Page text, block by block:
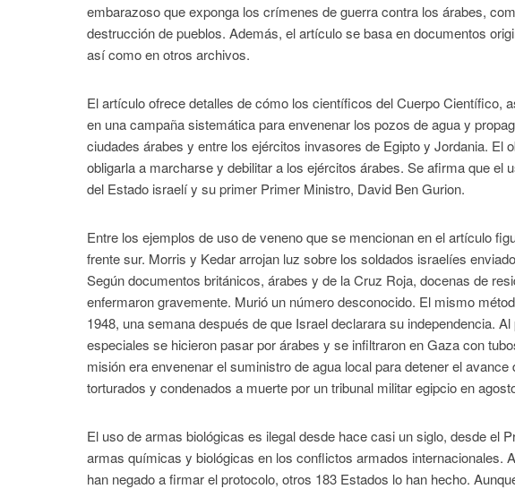
embarazoso que exponga los crímenes de guerra contra los árabes,
destrucción de pueblos. Además, el artículo se basa en documentos
así como en otros archivos.
El artículo ofrece detalles de cómo los científicos del Cuerpo Científico,
en una campaña sistemática para envenenar los pozos de agua y
ciudades árabes y entre los ejércitos invasores de Egipto y Jordania. El
obligarla a marcharse y debilitar a los ejércitos árabes. Se afirma que el
del Estado israelí y su primer Primer Ministro, David Ben Gurion.
Entre los ejemplos de uso de veneno que se mencionan en el artículo
frente sur. Morris y Kedar arrojan luz sobre los soldados israelíes
Según documentos británicos, árabes y de la Cruz Roja, docenas de
enfermaron gravemente. Murió un número desconocido. El mismo
1948, una semana después de que Israel declarara su independencia.
especiales se hicieron pasar por árabes y se infiltraron en Gaza con
misión era envenenar el suministro de agua local para detener el
torturados y condenados a muerte por un tribunal militar egipcio en
El uso de armas biológicas es ilegal desde hace casi un siglo, desde el
armas químicas y biológicas en los conflictos armados internacionales.
han negado a firmar el protocolo, otros 183 Estados lo han hecho.